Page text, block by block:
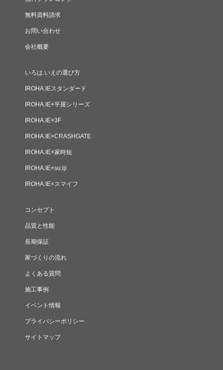
無料資料請求
お問い合わせ
会社概要
いろは.いえの選び方
IROHA.IEスタンダード
IROHA.IE×平屋シリーズ
IROHA.IE×3F
IROHA.IE×CRASHGATE
IROHA.IE×家時短
IROHA.IE×su:iji
IROHA.IE×スマイフ
コンセプト
品質と性能
長期保証
家づくりの流れ
よくある質問
施工事例
イベント情報
プライバシーポリシー
サイトマップ